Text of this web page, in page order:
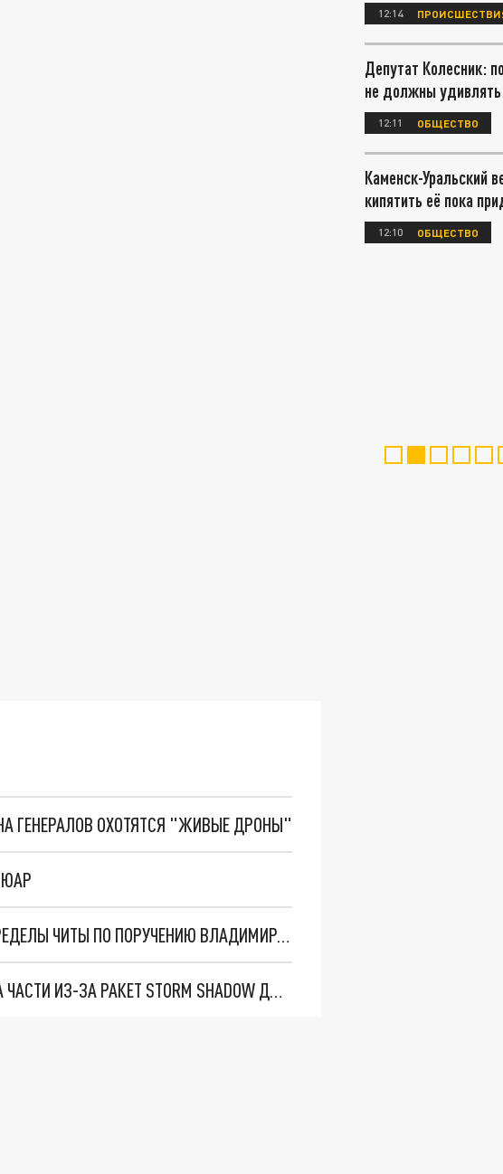
ГЕНЕРАЛОВ ОХОТЯТСЯ "ЖИВЫЕ ДРОНЫ"
АВИАЦИОННЫЙ РЕМОНТНЫЙ ЗАВОД ПЕРЕНЕСУТ ЗА ПРЕДЕЛЫ ЧИТЫ ПО ПОРУЧЕНИЮ ВЛАДИМИРА ПУТИНА
ЧИТАТЕЛИ DAILY MAIL: ПУТИН РАЗБЕРЕТ БРИТАНИЮ НА ЧАСТИ ИЗ-ЗА РАКЕТ STORM SHADOW ДЛЯ ВСУ
12:14
Депутат Колесник:
не должны удивлять
12:11 ОБЩЕСТВО
Каменск-Уральский
кипятить её пока
12:10 ОБЩЕСТВО